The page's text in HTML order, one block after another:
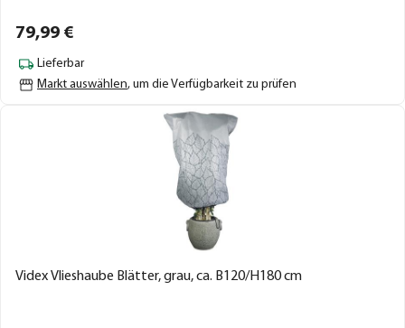
79,99 €
Lieferbar
Markt auswählen, um die Verfügbarkeit zu prüfen
Videx Vlieshaube Blätter, grau, ca. B120/H180 cm